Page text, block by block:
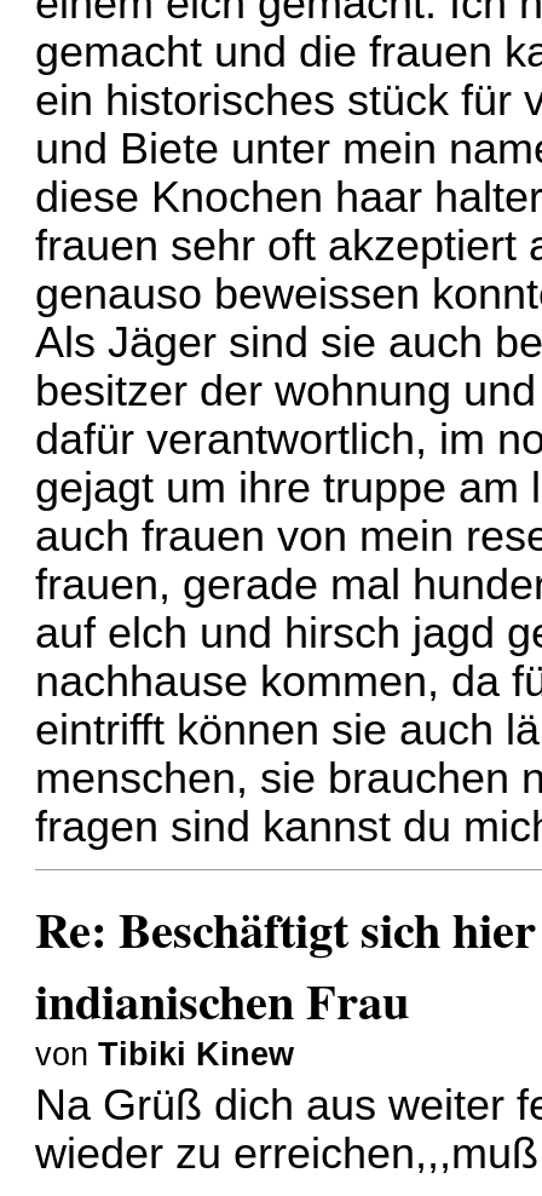
gemacht und die frauen
ein historisches stück für
und Biete unter mein
diese Knochen haar
frauen sehr oft akzeptiert
genauso beweissen
Als Jäger sind sie auch
besitzer der wohnung
dafür verantwortlich, im
gejagt um ihre truppe am
auch frauen von mein
frauen, gerade mal
auf elch und hirsch jagd
nachhause kommen, da
eintrifft können sie auch
menschen, sie brauchen
fragen sind kannst du
Re: Beschäftigt sich
indianischen Frau
vonTibiki Kinew
Na Grüß dich aus weiter
wieder zu